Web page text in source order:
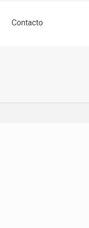
Contacto